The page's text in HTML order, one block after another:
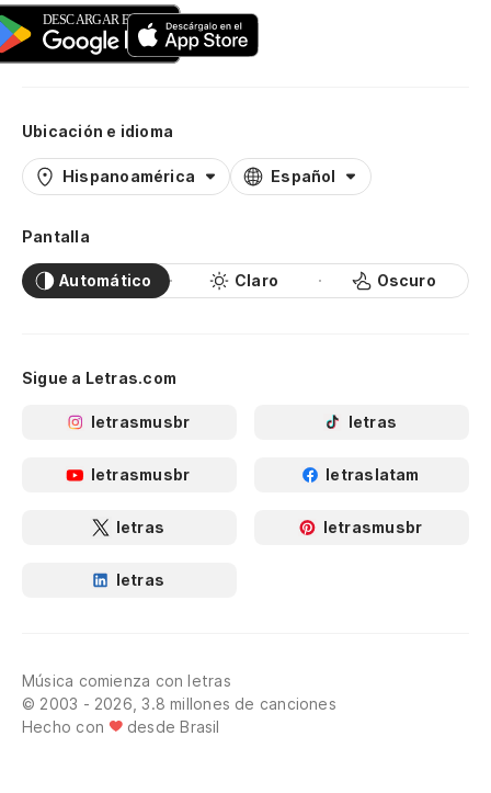
Ubicación e idioma
Hispanoamérica Español
Pantalla
Automático Claro Oscuro
Sigue a Letras.com
letrasmusbr letras
letrasmusbr letraslatam
letras letrasmusbr
letras
Música comienza con letras
© 2003 - 2026, 3.8 millones de canciones
Hecho con
desde Brasil